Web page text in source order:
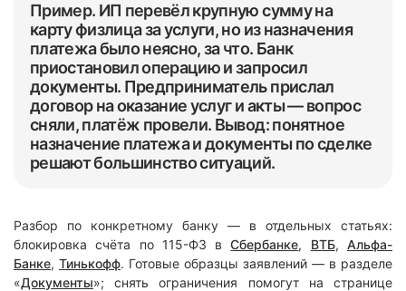
Пример. ИП перевёл крупную сумму на
карту физлица за услуги, но из назначения
платежа было неясно, за что. Банк
приостановил операцию и запросил
документы. Предприниматель прислал
договор на оказание услуг и акты — вопрос
сняли, платёж провели. Вывод: понятное
назначение платежа и документы по сделке
решают большинство ситуаций.
Разбор по конкретному банку — в отдельных статьях:
блокировка счёта по 115-ФЗ вСбербанке, ВТБ,Альфа-
Банке, Тинькофф. Готовые образцы заявлений — в разделе
«Документы»; снять ограничения помогут на странице